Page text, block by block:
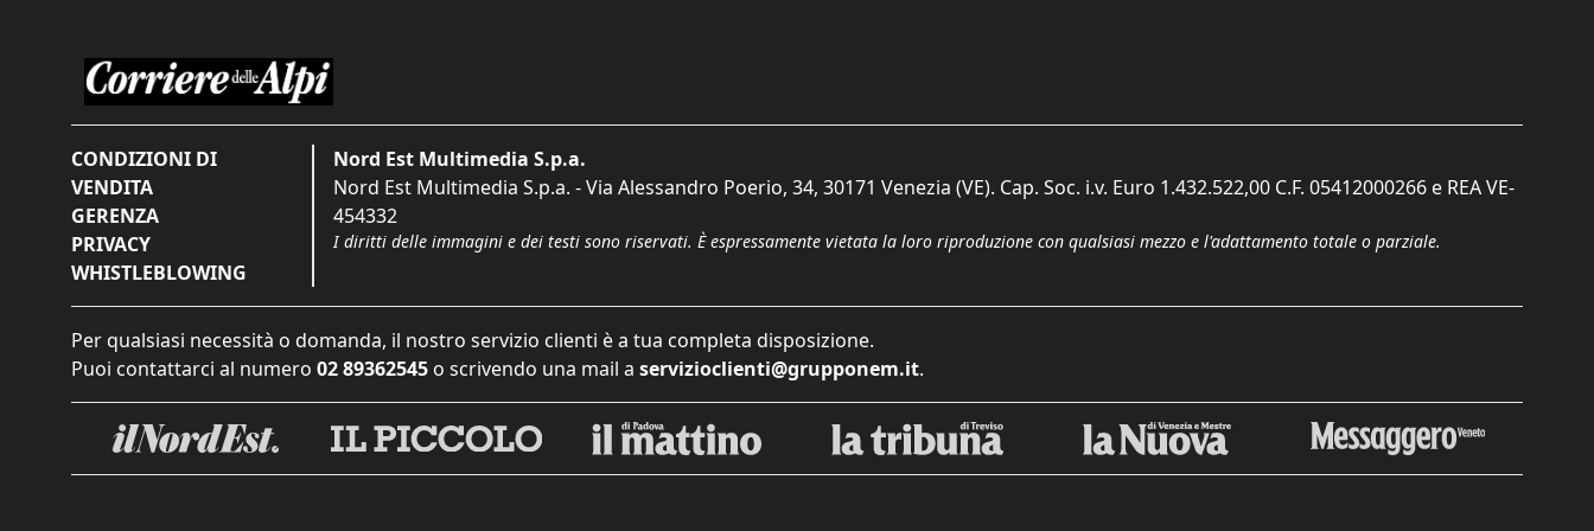
CONDIZIONI DI
VENDITA
GERENZA
PRIVACY
WHISTLEBLOWING
Nord Est Multimedia S.p.a.
Nord Est Multimedia S.p.a. - Via Alessandro Poerio, 34, 30171 Venezia (VE). Cap. Soc. i.v. Euro 1.432.522,00 C.F. 05412000266 e REA VE-
454332
I diritti delle immagini e dei testi sono riservati. È espressamente vietata la loro riproduzione con qualsiasi mezzo e l'adattamento totale o parziale.
Per qualsiasi necessità o domanda, il nostro servizio clienti è a tua completa disposizione.
Puoi contattarci al numero 02 89362545 o scrivendo una mail a servizioclienti@grupponem.it.